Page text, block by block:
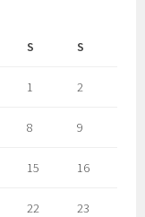
S S
1 2
8 9
15 16
22 23